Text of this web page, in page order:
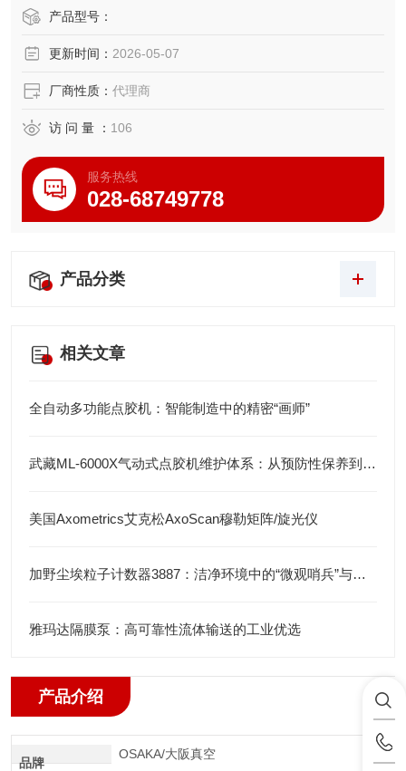
产品型号：
更新时间： 2026-05-07
厂商性质： 代理商
访 问 量 ： 106
服务热线
028-68749778
产品分类
相关文章
全自动多功能点胶机：智能制造中的精密“画师”
武藏ML-6000X气动式点胶机维护体系：从预防性保养到智能运维
美国Axometrics艾克松AxoScan穆勒矩阵/旋光仪
加野尘埃粒子计数器3887：洁净环境中的“微观哨兵”与洁净度“审计官”
雅玛达隔膜泵：高可靠性流体输送的工业优选
产品介绍
品牌
OSAKA/大阪真空